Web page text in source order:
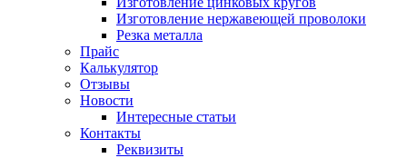
Изготовление нержавеющей проволоки
Резка металла
Прайс
Калькулятор
Отзывы
Новости
Интересные статьи
Контакты
Реквизиты